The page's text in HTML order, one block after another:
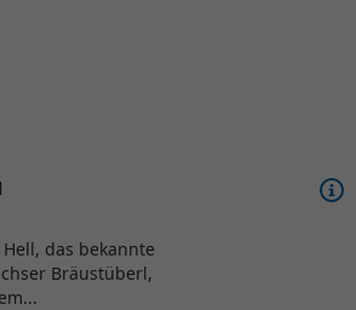
das bekannte
Bräustüberl,